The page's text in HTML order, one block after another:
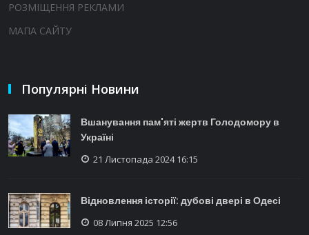
РОЗМІЩЕННЯ РЕКЛАМИ
МАПА САЙТУ
Популярні Новини
Вшанування пам'яті жертв Голодомору в
Україні
21 Листопада 2024 16:15
Відновлення історії: дубові двері в Одесі
08 Липня 2025 12:56